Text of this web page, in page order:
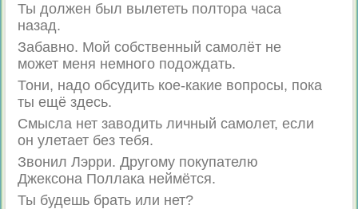
Ты должен был вылететь полтора часа
назад.
Забавно. Мой собственный самолёт не
может меня немного подождать.
Тони, надо обсудить кое-какие вопросы, пока
ты ещё здесь.
Смысла нет заводить личный самолет, если
он улетает без тебя.
Звонил Лэрри. Другому покупателю
Джексона Поллака неймётся.
Ты будешь брать или нет?